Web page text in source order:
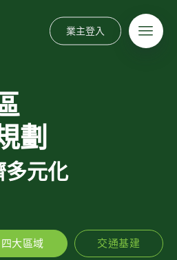
業主登入
劃
多元化
四大區域 交通基建